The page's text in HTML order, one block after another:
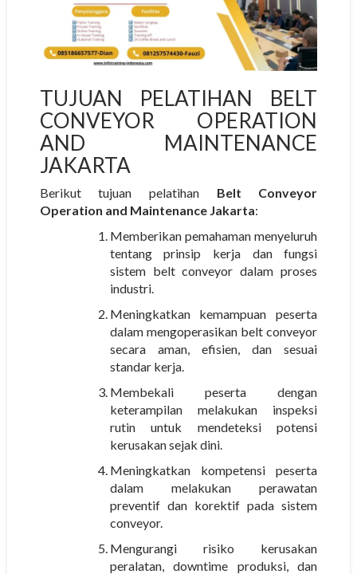
TUJUAN PELATIHAN BELT
CONVEYOR OPERATION
AND MAINTENANCE
JAKARTA
Berikut tujuan pelatihan Belt Conveyor
Operation and Maintenance Jakarta:
Memberikan pemahaman menyeluruh
tentang prinsip kerja dan fungsi
sistem belt conveyor dalam proses
industri.
Meningkatkan kemampuan peserta
dalam mengoperasikan belt conveyor
secara aman, efisien, dan sesuai
standar kerja.
Membekali peserta dengan
keterampilan melakukan inspeksi
rutin untuk mendeteksi potensi
kerusakan sejak dini.
Meningkatkan kompetensi peserta
dalam melakukan perawatan
preventif dan korektif pada sistem
conveyor.
Mengurangi risiko kerusakan
peralatan, downtime produksi, dan